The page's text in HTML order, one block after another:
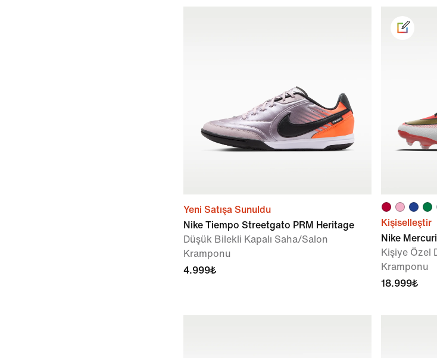
Yeni Satışa Sunuldu
Nike Tiempo Streetgato PRM Heritage
Düşük Bilekli Kapalı Saha/Salon
Kramponu
4.999₺
Kişiselleştir
Nike
Kişiye Özel
Kramponu
18.999₺